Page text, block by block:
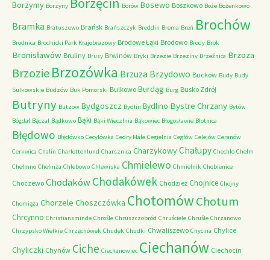
Borzymy Borzyny Borów Bosewo Boszkowo Boże Bożenkowo
Bramka Bratuszewo Brańsk Brańszczyk Breddin Brema Breń Brochów
Brodnica Brodnicki Park Krajobrazowy Brodowe Łąki Brodowo Brody Brok
Bronisławów Bruliny Brusy Brwinów Bryki Brzezie Brzeziny Brzeźnica Brzoza
Brzozie Brzozówka Brzuza Brzydowo Buckow Budy Budy
Sulkowskie Budzów Buk Pomorski Bulkowo Burdąg Burg Busko Zdrój
Butryny Butzow Bydgoszcz Bydlin Bydlino Bystre Chrzany Bytów
Bógdał Bączal Bądkowo Bąki Bąki Wieczfnia Bąkowiec Błogosławie Błotnica
Błędowo Błędówko Cecylówka Cedry Małe Cegielnia Cegłów Celejów Ceranów
Cerkwica Chalin Charlottenlund Charsznica CharzykowyChałupy Chechło Chełm
Chełmno Chełmża Chlebowo Chlewiska Chmielewo Chmielnik Chobienice
Choczewo ChodakówChodakówek Chodzież Chojnice Chojny
Chomiąża Chorzele Choszczówka ChotomówChotum
Chrcynno Christiansminde Chrośle Chruszczobród Chruściele Chruśle Chrzanowo
Chrzypsko Wielkie Chrząchówek Chudek Chudki Chwaliszewo Chycina Chylice
Chyliczki Chynów Ciche Ciechanowiec Ciechanów Ciechocin